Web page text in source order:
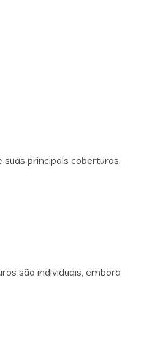
principais coberturas,
são individuais, embora